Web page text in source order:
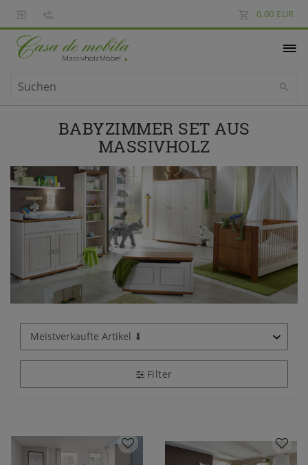
0,00 EUR
BABYZIMMER SET AUS
MASSIVHOLZ
Filter